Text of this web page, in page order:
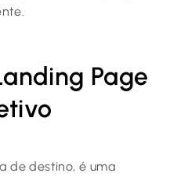
Page
de destino, é uma